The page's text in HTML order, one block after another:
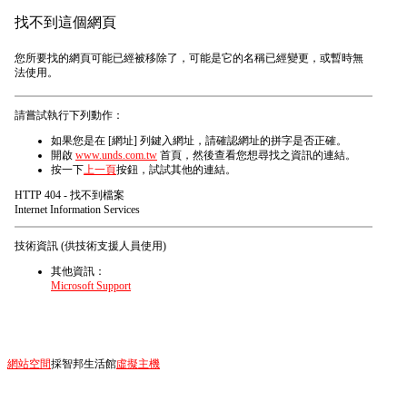
找不到這個網頁
您所要找的網頁可能已經被移除了，可能是它的名稱已經變更，或暫時無
法使用。
請嘗試執行下列動作：
如果您是在 [網址] 列鍵入網址，請確認網址的拼字是否正確。
開啟 www.unds.com.tw 首頁，然後查看您想尋找之資訊的連結。
按一下上一頁按鈕，試試其他的連結。
HTTP 404 - 找不到檔案
Internet Information Services
技術資訊 (供技術支援人員使用)
其他資訊：
Microsoft Support
網站空間採智邦生活館虛擬主機